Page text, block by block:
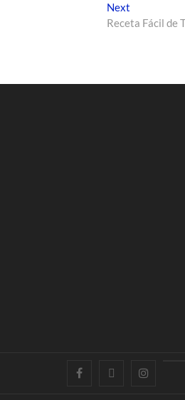
Next
Receta Fácil de